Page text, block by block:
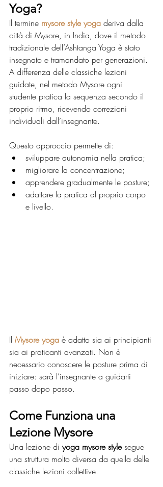
Yoga?
Il termine mysore style yoga deriva dalla
città di Mysore, in India, dove il metodo
tradizionale dell’Ashtanga Yoga è stato
insegnato e tramandato per generazioni.
A differenza delle classiche lezioni
guidate, nel metodo Mysore ogni
studente pratica la sequenza secondo il
proprio ritmo, ricevendo correzioni
individuali dall’insegnante.
Questo approccio permette di:
sviluppare autonomia nella pratica;
migliorare la concentrazione;
apprendere gradualmente le posture;
adattare la pratica al proprio corpo
e livello.
Il Mysore yoga è adatto sia ai principianti
sia ai praticanti avanzati. Non è
necessario conoscere le posture prima di
iniziare: sarà l’insegnante a guidarti
passo dopo passo.
Come Funziona una
Lezione Mysore
Una lezione di yoga mysore style segue
una struttura molto diversa da quella delle
classiche lezioni collettive.